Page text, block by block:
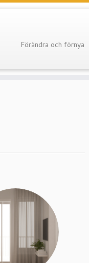
Förändra och förnya